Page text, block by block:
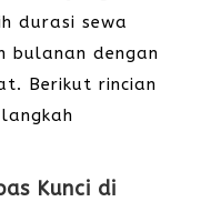
durasi sewa
bulanan dengan
Berikut rincian
Kunci di